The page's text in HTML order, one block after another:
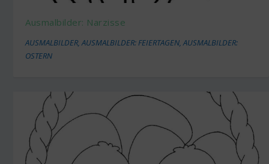
Ausmalbilder: Narzisse
AUSMALBILDER,AUSMALBILDER: FEIERTAGEN,AUSMALBILDER:
OSTERN